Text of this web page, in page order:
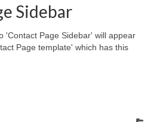
Sidebar
'Contact Page Sidebar' will appear
Page template' which has this